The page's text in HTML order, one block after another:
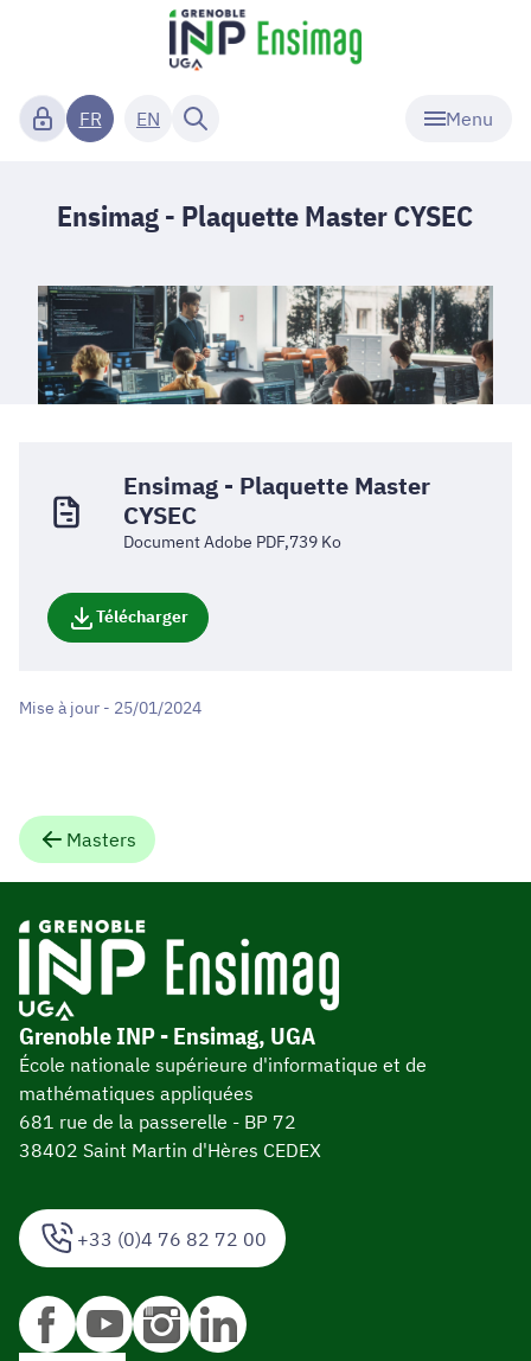
Menu
FR EN
Ensimag - Plaquette Master CYSEC
Ensimag - Plaquette Master
CYSEC
Document Adobe PDF,739 Ko
Télécharger
Mise à jour - 25/01/2024
Masters
+33 (0)4 76 82 72 00
Grenoble INP - Ensimag, UGA
École nationale supérieure d'informatique et de
mathématiques appliquées
681 rue de la passerelle - BP 72
38402 Saint Martin d'Hères CEDEX